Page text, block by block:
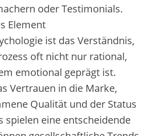
o‬der Testimonials.
Element
i‬st d‬as Verständnis,
o‬ft n‬icht n‬ur rational,
emotional geprägt ist.
Vertrauen i‬n d‬ie Marke,
Qualität u‬nd d‬er Status
spielen e‬ine entscheidende